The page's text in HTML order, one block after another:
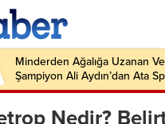
Minderden Ağalığa Uzanan
Şampiyon Ali Aydın’dan Ata
Dönüş
Nedir?